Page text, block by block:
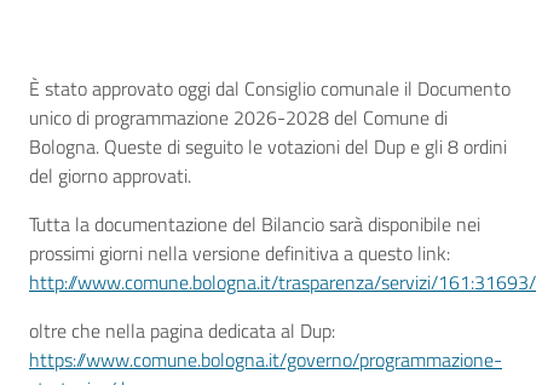
Descrizione
È stato approvato oggi dal Consiglio comunale il Documento
unico di programmazione 2026-2028 del Comune di
Bologna. Queste di seguito le votazioni del Dup e gli 8 ordini
del giorno approvati.
Tutta la documentazione del Bilancio sarà disponibile nei
prossimi giorni nella versione definitiva a questo link:
http://www.comune.bologna.it/trasparenza/servizi/161:31693/
oltre che nella pagina dedicata al Dup:
https://www.comune.bologna.it/governo/programmazione-